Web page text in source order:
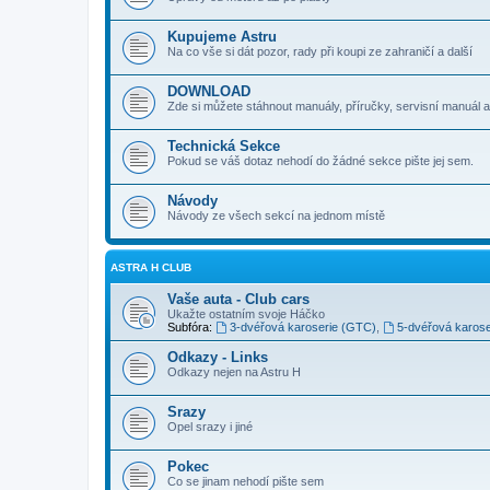
Kupujeme Astru
Na co vše si dát pozor, rady při koupi ze zahraničí a další
DOWNLOAD
Zde si můžete stáhnout manuály, příručky, servisní manuál
Technická Sekce
Pokud se váš dotaz nehodí do žádné sekce pište jej sem.
Návody
Návody ze všech sekcí na jednom místě
ASTRA H CLUB
Vaše auta - Club cars
Ukažte ostatním svoje Háčko
Subfóra:
3-dvéřová karoserie (GTC) 5-dvéřová
Odkazy - Links
Odkazy nejen na Astru H
Srazy
Opel srazy i jiné
Pokec
Co se jinam nehodí pište sem